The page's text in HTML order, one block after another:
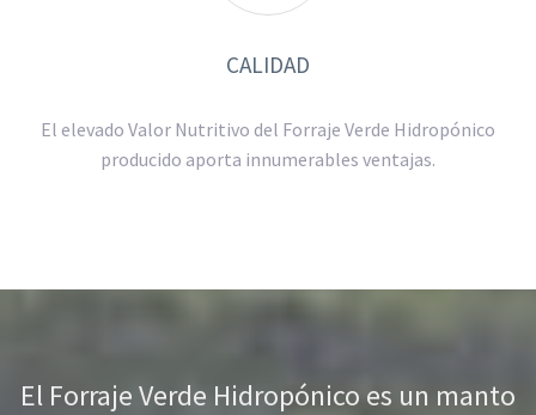
CALIDAD
El elevado Valor Nutritivo del Forraje Verde Hidropónico
producido aporta innumerables ventajas.
El Forraje Verde Hidropónico es un manto